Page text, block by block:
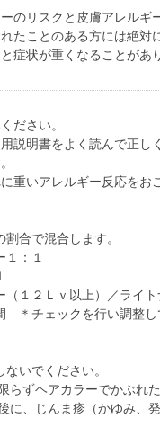
のリスクと皮膚アレル
たことのある方には絶対
症状が重くなることがあ
ださい。
説明書をよく読んで正し
重いアレルギー反応をお
合で混合します。
：１
（１２Ｌｖ以上）／ライト
＊チェックを行い調整し
いでください。
らずヘアカラーでかぶれ
に、じんま疹（かゆみ、